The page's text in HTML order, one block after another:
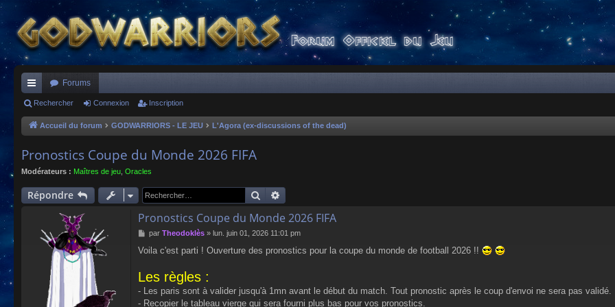
ac
co
s
Forums
Rechercher Connexion Inscription
Accueil du forum GODWARRIORS - LE JEU L'Agora (ex-discussions of the dead)
Pronostics Coupe du Monde 2026 FIFA
Modérateurs : Maîtres de jeu Oracles
Répondre Rechercher
Pronostics Coupe du Monde 2026 FIFA
M
s
a
g
e
par Theodoklès» lun. juin 01, 2026 11:01 pm
Voila c'est parti ! Ouverture des pronostics pour la coupe du monde de football 2026 !!
Les règles :
- Les paris sont à valider jusqu'à 1mn avant le début du match. Tout pronostic après le coup d'envoi ne sera pas validé.
- Recopier le tableau vierge qui sera fourni plus bas pour vos pronostics.